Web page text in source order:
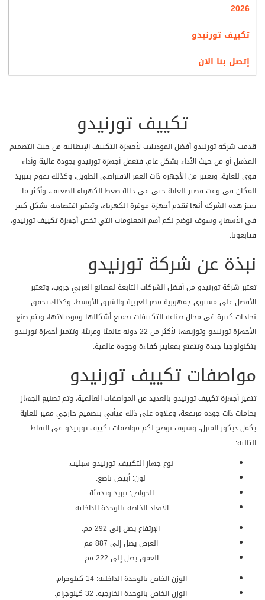
تحتوى مكيفات تورنيدو على افضل فلاتر تعمل على تنقية الهواء من
الاتربة فور تشغيل الجهاز والحفاظ عليها من التلف يتم توفير مؤشر يبين
استخدام الفريون R410a
لأن صحة عملائنا وثقتهم بنا تهمنا وهدفنا الاول كان لابد من الاهتمام
باختيار أفضل أنواع الغازات التي تفضل للتكييف ولا نجد أفضل من الفريون
R410a هذا النوع لا يسبب اضرار على صحة العملاء وأيضا لا يتسبب فى
تلوث البيئة ولذلك يعرف بـ صديق البيئة .
خاصية توزيع الهواء فى 4 اتجاهات مختلفة يمين ويسار وأعلى وأسفل
يعنى ستكون الغرفة بالكامل ممتعه بأفضل درجة من التبريد .
توكيل تكييف تورنيدو 2021
توفر لنا شركة تورنيدو أفضل توكيل معتمد لها فى جميع المحافظات
حتى يحصل المستهلك على الجهاز من أقرب توكيل له ويستمتع بالعروض
أفضل خدمة عملاء تتوافر من خلال توكيل تورنيدو تعمل على مدار اليوم
وسيتم الرد على كافة استفساراتكم بأسلوب متحضر ويتم الوصول حل لاى
مشكلة تتعرض لها .
ننفرد الان بخدمة صيانة دورية للجهاز تجعلنا نحافظ عليه من التلف لأننا
نقوم بارسال فنى لكم يقوم بعمل صيانة للجهاز بالكامل حتى يتم تصليح
استمتع دلوقتي عند شراء اجهزتنا بالحصول على افضل انواع المواسير
تصنع من اعلى الخامات وتكون 3 متر ليتم تركيب الجهاز بالشكل المناسب
لنا .
نوفر لكم أفضل فريق من الفنيين يقوموا بتصليح جميع الاعطال ولا
شهادة خبرة يتأكد العميل من تميزهم وكفاءتهم .
دلوقتى تقدر تطلب التكييف وانت فى بيتك وسيتم ارساله لحد باب البيت
فقط من خلال الاتصال على خدمة المبيعات اون لاين وسيتم تلبية الطلب
خلال 48 ساعة من الطلب .
احصل على افضل فترة ضمان مع تكييف تورنيدو تضمن للعميل حقة
2026
تكييف تورنيدو
إتصل بنا الان
تكييف تورنيدو
قدمت شركة تورنيدو أفضل الموديلات لأجهزة التكييف الإيطالية من حيث التصميم
المذهل أو من حيث الأداء بشكل عام، فتعمل أجهزة تورنيدو بجودة عالية وأداء
قوي للغاية، وتعتبر من الأجهزة ذات العمر الافتراضي الطويل، وكذلك تقوم بتبريد
المكان في وقت قصير للغاية حتى في حالة ضغط الكهرباء الضعيف، وأكثر ما
يميز هذه الشركة أنها تقدم أجهزة موفرة الكهرباء، وتعتبر اقتصادية بشكل كبير
في الأسعار، وسوف نوضح لكم أهم المعلومات التي تخص أجهزة تكييف تورنيدو،
فتابعونا.
نبذة عن شركة تورنيدو
تعتبر شركة تورنيدو من أفضل الشركات التابعة لمصانع العربي جروب، وتعتبر
الأفضل على مستوى جمهورية مصر العربية والشرق الأوسط، وكذلك تحقق
نجاحات كبيرة في مجال صناعة التكييفات بجميع أشكالها وموديلاتها، ويتم صنع
الأجهزة تورنيدو وتوزيعها لأكثر من 22 دولة عالميًا وعربيًا، وتتميز أجهزة تورنيدو
بتكنولوجيا جيدة وتتمتع بمعايير كفاءة وجودة عالمية.
مواصفات تكييف تورنيدو
تتميز أجهزة تكييف تورنيدو بالعديد من المواصفات العالمية، وتم تصنيع الجهاز
بخامات ذات جودة مرتفعة، وعلاوة على ذلك فيأتي بتصميم خارجي مميز للغاية
يكمل ديكور المنزل، وسوف نوضح لكم مواصفات تكييف تورنيدو في النقاط
التالية:
نوع جهاز التكييف: تورنيدو سبليت.
لون: أبيض ناصع.
الخواص: تبريد وتدفئة.
الأبعاد الخاصة بالوحدة الداخلية.
الإرتفاع يصل إلى 292 مم.
العرض يصل إلى 887 مم
العمق يصل إلى 222 مم.
الوزن الخاص بالوحدة الداخلية: 14 كيلوجرام.
الوزن الخاص بالوحدة الخارجية: 32 كيلوجرام.